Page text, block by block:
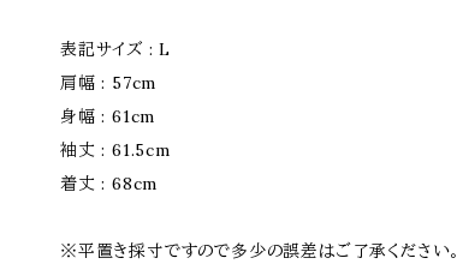
表記サイズ : L
肩幅 : 57cm
身幅 : 61cm
袖丈 : 61.5cm
着丈 : 68cm
※平置き採寸ですので多少の誤差はご了承ください。